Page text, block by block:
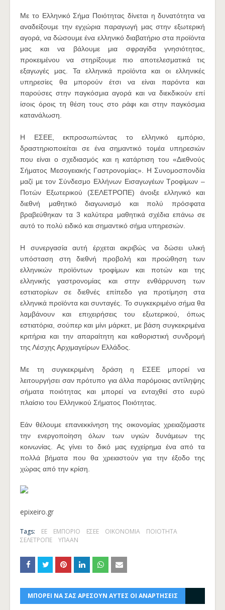
Με το Ελληνικό Σήμα Ποιότητας δίνεται η δυνατότητα να
αναδείξουμε την εγχώρια παραγωγή μας στην εξωτερική
αγορά, να δώσουμε ένα ελληνικό διαβατήριο στα προϊόντα
μας και να βάλουμε μια σφραγίδα γνησιότητας,
προκειμένου να στηρίξουμε πιο αποτελεσματικά τις
εξαγωγές μας. Τα ελληνικά προϊόντα και οι ελληνικές
υπηρεσίες θα μπορούν έτσι να είναι παρόντα και
παρούσες στην παγκόσμια αγορά και να διεκδικούν επί
ίσοις όροις τη θέση τους στο ράφι και στην παγκόσμια
κατανάλωση.
Η ΕΣΕΕ, εκπροσωπώντας το ελληνικό εμπόριο,
δραστηριοποιείται σε ένα σημαντικό τομέα υπηρεσιών
που είναι ο σχεδιασμός και η κατάρτιση του «Διεθνούς
Σήματος Μεσογειακής Γαστρονομίας». Η Συνομοσπονδία
μαζί με τον Σύνδεσμο Ελλήνων Εισαγωγέων Τροφίμων –
Ποτών Εξωτερικού (ΣΕΛΕΤΡΟΠΕ) άνοιξε ελληνικό και
διεθνή μαθητικό διαγωνισμό και πολύ πρόσφατα
βραβεύθηκαν τα 3 καλύτερα μαθητικά σχέδια επάνω σε
αυτό το πολύ ειδικό και σημαντικό σήμα υπηρεσιών.
Η συνεργασία αυτή έρχεται ακριβώς να δώσει υλική
υπόσταση στη διεθνή προβολή και προώθηση των
ελληνικών προϊόντων τροφίμων και ποτών και της
ελληνικής γαστρονομίας και στην ενθάρρυνση των
εστιατορίων σε διεθνές επίπεδο για προτίμηση στα
ελληνικά προϊόντα και συνταγές. Το συγκεκριμένο σήμα θα
λαμβάνουν και επιχειρήσεις του εξωτερικού, όπως
εστιατόρια, σούπερ και μίνι μάρκετ, με βάση συγκεκριμένα
κριτήρια και την απαραίτητη και καθοριστική συνδρομή
της Λέσχης Αρχιμαγείρων Ελλάδος.
Με τη συγκεκριμένη δράση η ΕΣΕΕ μπορεί να
λειτουργήσει σαν πρότυπο για άλλα παρόμοιας αντίληψης
σήματα ποιότητας και μπορεί να ενταχθεί στο ευρύ
πλαίσιο του Ελληνικού Σήματος Ποιότητας.
Εάν θέλουμε επανεκκίνηση της οικονομίας χρειαζόμαστε
την ενεργοποίηση όλων των υγιών δυνάμεων της
κοινωνίας. Ας γίνει το δικό μας εγχείρημα ένα από τα
πολλά βήματα που θα χρειαστούν για την έξοδο της
χώρας από την κρίση.
epixeiro.gr
Tags: ΕΕ ΕΜΠΟΡΙΟ ΕΣΕΕ ΟΙΚΟΝΟΜΙΑ
ΠΟΙΟΤΗΤΑ
ΣΕΛΕΤΡΟΠΕ
ΥΠΑΑΝ
ΜΠΟΡΕΙ ΝΑ ΣΑΣ ΑΡΕΣΟΥΝ ΑΥΤΕΣ ΟΙ ΑΝΑΡΤΗΣΕΙΣ